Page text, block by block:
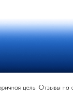
цель! Отзывы на